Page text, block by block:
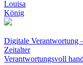
Louisa
König
Digitale Verantwortung
Zeitalter
Verantwortungsvoll